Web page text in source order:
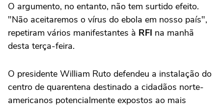
O argumento, no entanto, não tem surtido efeito.
"Não aceitaremos o vírus do ebola em nosso país",
repetiram vários manifestantes à RFI na manhã
desta terça-feira.
O presidente William Ruto defendeu a instalação do
centro de quarentena destinado a cidadãos norte-
americanos potencialmente expostos ao mais